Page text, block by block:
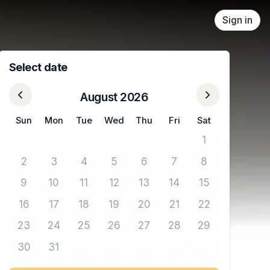
Sign in
Select date
August 2026
Sun Mon Tue Wed Thu Fri Sat
1No tickets
2No tickets available
3No tickets available
4No tickets available
5No tickets available
6No tickets available
7No tickets available
8No tickets
9No tickets available
10No tickets available
11No tickets available
12No tickets available
13No tickets available
14No tickets available
15No tickets
16No tickets available
17No tickets available
18No tickets available
19No tickets available
20No tickets available
21No tickets available
22No tickets
23No tickets available
24No tickets available
25No tickets available
26No tickets available
27No tickets available
28No tickets available
29No tickets
30No tickets available
31No tickets available